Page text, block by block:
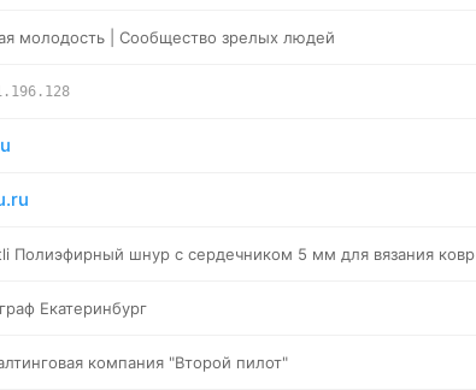
молодость | Сообщество зрелых людей
Полиэфирный шнур с сердечником 5 мм для вязания ковр
Екатеринбург
компания "Второй пилот"